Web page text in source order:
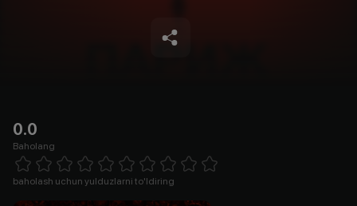
0.0
Baholang
1 Star 2 Stars 3 Stars 4 Stars5 Stars 6 Stars7 Stars8 Stars
baholash uchun yulduzlarni to'ldiring